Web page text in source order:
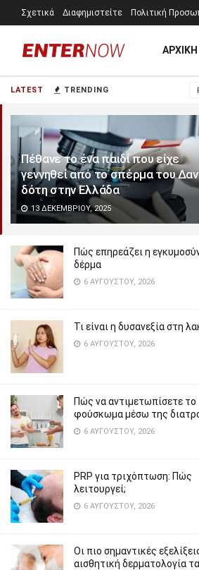
LATEST TRENDING
Πέθανε το ένα παιδί που είχε
γεννηθεί από το σπέρμα του
δότη στην Ελλάδα
13 ΔΕΚΕΜΒΡΊΟΥ, 2025
Πώς επηρεάζει η
δέρμα
6 ΑΥΓΟΎΣΤΟΥ, 2026
Τι είναι η δυσανεξία στη
6 ΑΥΓΟΎΣΤΟΥ, 2026
Πώς να αντιμετωπίσετε το
φούσκωμα μέσω της
6 ΑΥΓΟΎΣΤΟΥ, 2026
PRP για τριχόπτωση: Πώς
λειτουργεί;
6 ΑΥΓΟΎΣΤΟΥ, 2026
Οι πιο σημαντικές
αισθητική δερματολογία τα
Σχετικά Διαφημιστείτε Πολιτική
ΑΡΧΙΚΗ